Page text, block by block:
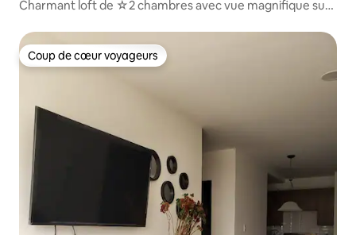
Charmant loft de ☆2 chambres avec vue magnifique sur
Coup de cœur voyageurs
Coup de cœur voyageurs